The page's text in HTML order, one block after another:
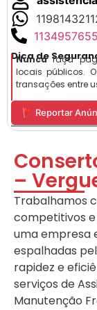
1134957655
Dica de
Nuncafaça
locais públicos.
transações entre
🚩 Reportar
–
Trabalhamos
competitivos
uma empresa
espalhadas
rapidez e
serviços de
Manutenção